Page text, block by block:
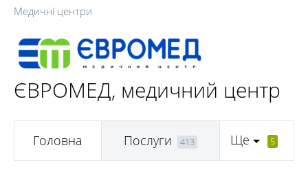
Медичні центри
ЄВРОМЕД, медичний центр
Головна Послуги 413 Ще 5